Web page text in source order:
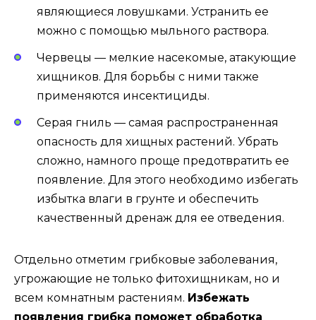
являющиеся ловушками. Устранить ее
можно с помощью мыльного раствора.
Червецы — мелкие насекомые, атакующие
хищников. Для борьбы с ними также
применяются инсектициды.
Серая гниль — самая распространенная
опасность для хищных растений. Убрать
сложно, намного проще предотвратить ее
появление. Для этого необходимо избегать
избытка влаги в грунте и обеспечить
качественный дренаж для ее отведения.
Отдельно отметим грибковые заболевания,
угрожающие не только фитохищникам, но и
всем комнатным растениям. Избежать
появления грибка поможет обработка